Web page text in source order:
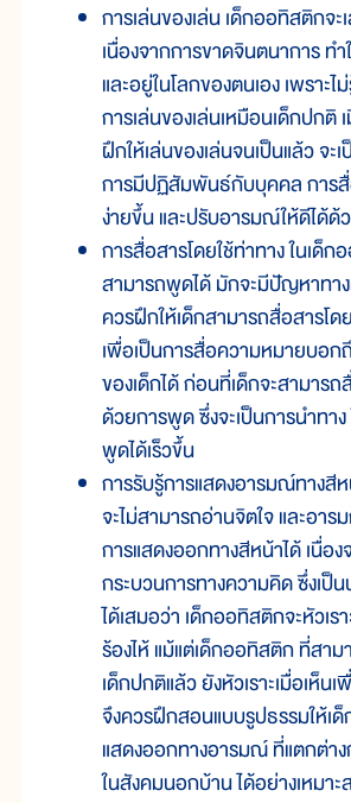
การเล่นของเล่น เด็กออทิสติกจะ
เนื่องจากการขาดจินตนาการ ทำ
และอยู่ในโลกของตนเอง เพราะ
การเล่นของเล่นเหมือนเด็กปกติ
ฝึกให้เล่นของเล่นจนเป็นแล้ว จะ
การมีปฏิสัมพันธ์กับบุคคล การ
ง่ายขึ้น และปรับอารมณ์ให้ดีได้ด้
การสื่อสารโดยใช้ท่าทาง ในเด็
สามารถพูดได้ มักจะมีปัญหาทา
ควรฝึกให้เด็กสามารถสื่อสารโด
เพื่อเป็นการสื่อความหมายบอก
ของเด็กได้ ก่อนที่เด็กจะสามาร
ด้วยการพูด ซึ่งจะเป็นการนำทา
พูดได้เร็วขึ้น
การรับรู้การแสดงอารมณ์ทางสี
จะไม่สามารถอ่านจิตใจ และอา
การแสดงออกทางสีหน้าได้ เนื่อ
กระบวนการทางความคิด ซึ่งเป็
ได้เสมอว่า เด็กออทิสติกจะหัวเร
ร้องไห้ แม้แต่เด็กออทิสติก ที่สา
เด็กปกติแล้ว ยังหัวเราะเมื่อเห็น
จึงควรฝึกสอนแบบรูปธรรมให้เ
แสดงออกทางอารมณ์ ที่แตกต่า
ในสังคมนอกบ้าน ได้อย่างเหมาะ